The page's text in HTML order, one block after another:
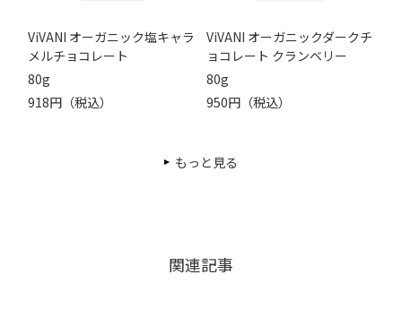
ViVANI オーガニック塩キャラ
メルチョコレート
80g
918円（税込）
ViVANI オーガニックダークチ
ョコレート クランベリー
80g
950円（税込）
もっと見る
関連記事